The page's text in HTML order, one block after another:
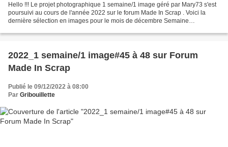
Hello !!! Le projet photographique 1 semaine/1 image géré par Mary73 s'est
poursuivi au cours de l'année 2022 sur le forum Made In Scrap . Voici la
dernière sélection en images pour le mois de décembre Semaine
2022_1 semaine/1 image#45 à 48 sur Forum
Made In Scrap
Publié le 09/12/2022 à 08:00
Par Gribouillette